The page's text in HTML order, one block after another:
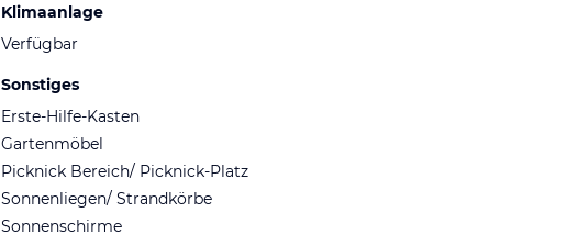
Klimaanlage
Verfügbar
Sonstiges
Erste-Hilfe-Kasten
Gartenmöbel
Picknick Bereich/ Picknick-Platz
Sonnenliegen/ Strandkörbe
Sonnenschirme